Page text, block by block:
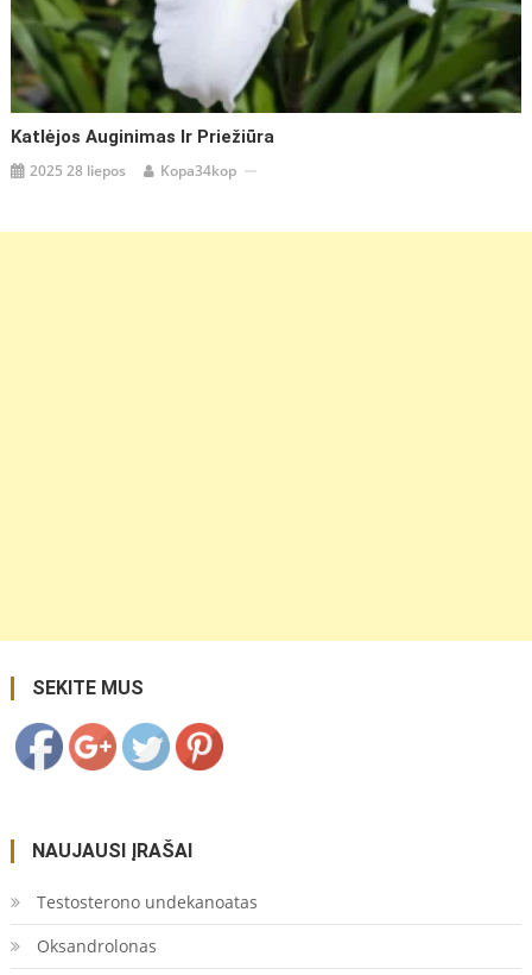
Katlėjos Auginimas Ir Priežiūra
2025 28 liepos Kopa34kop
SEKITE MUS
elastica/">
NAUJAUSI ĮRAŠAI
Testosterono undekanoatas
Oksandrolonas